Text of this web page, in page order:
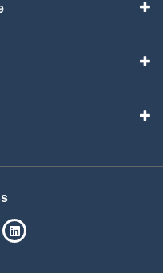
Facebook
SPSM på Instagram